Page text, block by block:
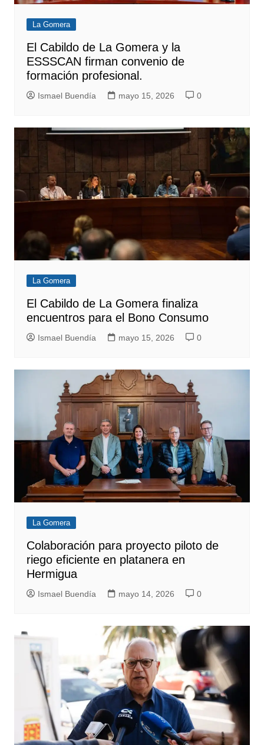
La Gomera
El Cabildo de La Gomera y la
ESSSCAN firman convenio de
formación profesional.
Ismael Buendía mayo 15, 2026 0
La Gomera
El Cabildo de La Gomera finaliza
encuentros para el Bono Consumo
Ismael Buendía mayo 15, 2026 0
La Gomera
Colaboración para proyecto piloto de
riego eficiente en platanera en
Hermigua
Ismael Buendía mayo 14, 2026 0